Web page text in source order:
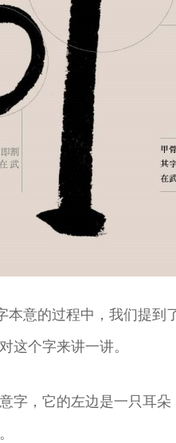
本意的过程中，我们提到
这个字来讲一讲。
字，它的左边是一只耳
秀荣 京剧表
演艺术家
杨凤一 北方昆
曲剧院院长